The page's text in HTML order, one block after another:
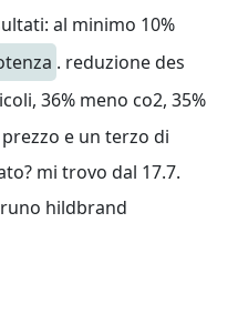
al minimo 10%
. reduzione des
36% meno co2, 35%
e un terzo di
mi trovo dal 17.7.
hildbrand